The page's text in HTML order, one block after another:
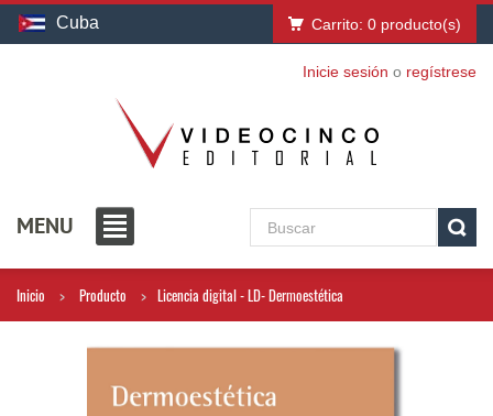
Cuba Carrito: 0 producto(s)
Inicie sesión o regístrese
MENU
Inicio Producto Licencia digital - LD- Dermoestética